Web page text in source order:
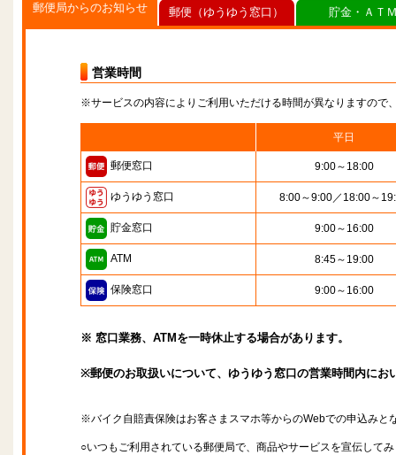
郵便局からのお知らせ
営業時間
※サービスの内容によりご利用いただける時間が異なりますので
平日
郵便窓口 9:00～18:00
ゆうゆう窓口 8:00～9:00／18:00～
貯金窓口 9:00～16:00
ATM 8:45～19:00
保険窓口 9:00～16:00
※ 窓口業務、ATMを一時休止する場合があります。
※郵便のお取扱いについて、ゆうゆう窓口の営業時間内に
※バイク自賠責保険はお客さまスマホ等からのWebでの申込みと
○いつもご利用されている郵便局で、商品やサービスを宣伝して
郵便（ゆうゆう窓口） 貯金・ＡＴ